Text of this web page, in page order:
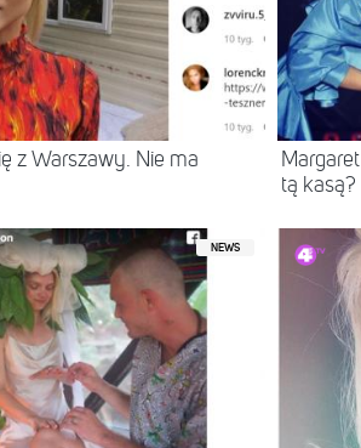
z Warszawy. Nie ma
tą kasą?
NEWS